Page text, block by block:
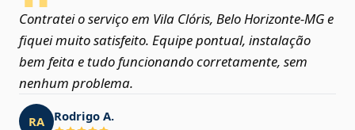
Contratei o serviço em Vila Clóris, Belo Horizonte‑MG e
fiquei muito satisfeito. Equipe pontual, instalação
bem feita e tudo funcionando corretamente, sem
nenhum problema.
RA Rodrigo A.